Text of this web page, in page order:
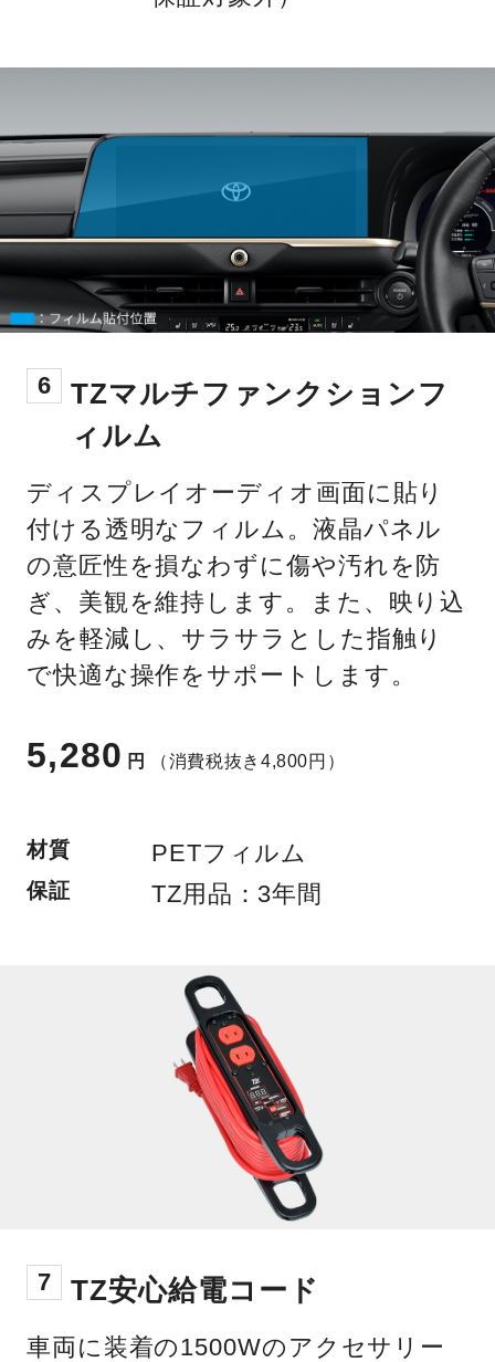
6
TZマルチファンクションフ
ィルム
ディスプレイオーディオ画面に貼り
付ける透明なフィルム。液晶パネル
の意匠性を損なわずに傷や汚れを防
ぎ、美観を維持します。また、映り込
みを軽減し、サラサラとした指触り
で快適な操作をサポートします。
5,280 円 （消費税抜き4,800円）
材質 PETフィルム
保証 TZ用品：3年間
7 TZ安心給電コード
車両に装着の1500Wのアクセサリー